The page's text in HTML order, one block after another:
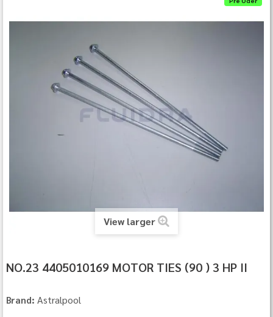
View larger
NO.23 4405010169 MOTOR TIES (90 ) 3 HP II
Brand: Astralpool